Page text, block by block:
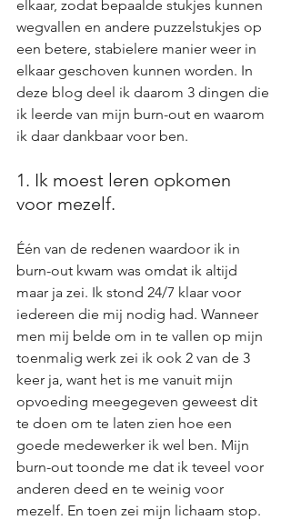
elkaar, zodat bepaalde stukjes kunnen
wegvallen en andere puzzelstukjes op
een betere, stabielere manier weer in
elkaar geschoven kunnen worden. In
deze blog deel ik daarom 3 dingen die
ik leerde van mijn burn-out en waarom
ik daar dankbaar voor ben.
1. Ik moest leren opkomen
voor mezelf.
Één van de redenen waardoor ik in
burn-out kwam was omdat ik altijd
maar ja zei. Ik stond 24/7 klaar voor
iedereen die mij nodig had. Wanneer
men mij belde om in te vallen op mijn
toenmalig werk zei ik ook 2 van de 3
keer ja, want het is me vanuit mijn
opvoeding meegegeven geweest dit
te doen om te laten zien hoe een
goede medewerker ik wel ben. Mijn
burn-out toonde me dat ik teveel voor
anderen deed en te weinig voor
mezelf. En toen zei mijn lichaam stop.